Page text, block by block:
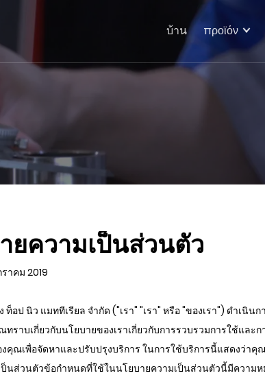
บ้าน προϊόν
ยความเป็นส่วนตัว
าคม 2019
ท็อป นิว แมททีเรียล จำกัด ("เรา" "เรา" หรือ "ของเรา") ดำเนิ
ราบเกี่ยวกับนโยบายของเราเกี่ยวกับการรวบรวมการใช้แล
คุณเพื่อจัดหาและปรับปรุงบริการ ในการใช้บริการนี้แสดงว่า
นส่วนตัวข้อกำหนดที่ใช้ในนโยบายความเป็นส่วนตัวนี้มีความ